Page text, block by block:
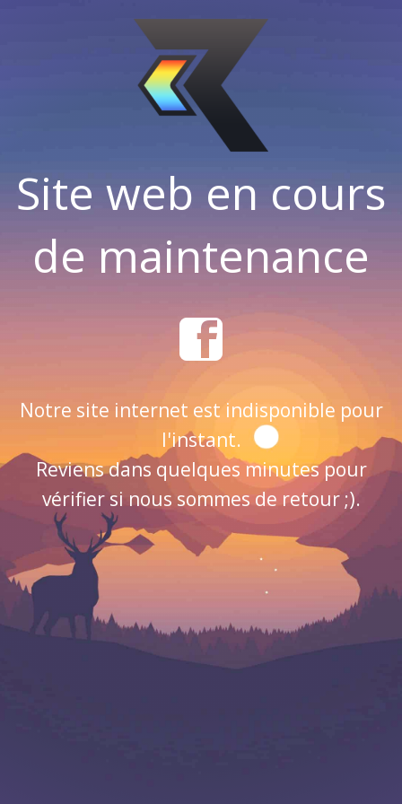
Site web en cours
de maintenance
Notre site internet est indisponible pour
l'instant.
Reviens dans quelques minutes pour
vérifier si nous sommes de retour ;).